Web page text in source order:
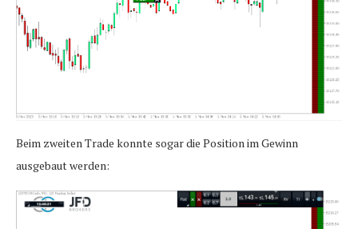
Beim zweiten Trade konnte sogar die Position im Gewinn
ausgebaut werden: